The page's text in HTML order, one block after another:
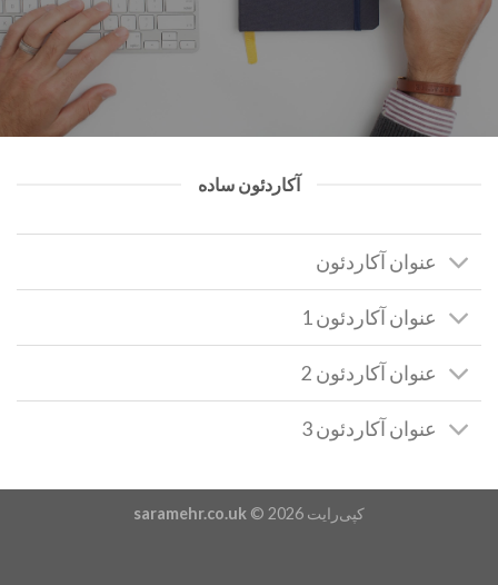
آکاردئون ساده
عنوان آکاردئون
عنوان آکاردئون 1
عنوان آکاردئون 2
عنوان آکاردئون 3
کپی‌رایت 2026 © saramehr.co.uk